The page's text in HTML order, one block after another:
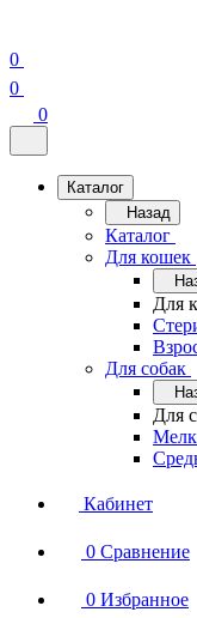
0
0
0
Каталог
Назад
Каталог
Для кошек
Для
Для собак
Для
Кабинет
0 Сравнение
0 Избранное